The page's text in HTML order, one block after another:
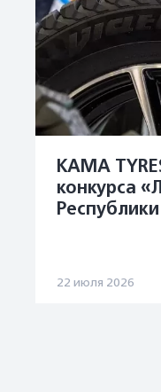
KAMA
конкурса
22 июля 2026